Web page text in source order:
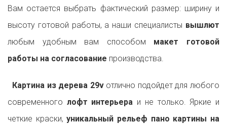
Вам остается выбрать фактический размер: ширину и
высоту готовой работы, а наши специалисты вышлют
любым удобным вам способом макет готовой
работы на согласование производства.
Картина из дерева 29vотлично подойдет для любого
современного лофт интерьера и не только. Яркие и
четкие краски,уникальный рельеф пано картины на